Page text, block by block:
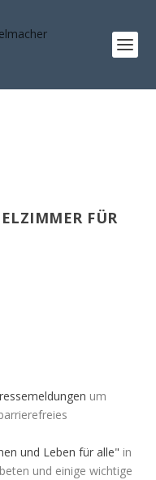
FÜR
um
und Leben für alle" in
und einige wichtige